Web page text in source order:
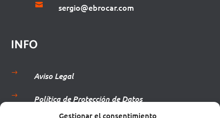
Gestionar el consentimiento
 sergio@ebrocar.com
INFO
$ Aviso Legal
$ Política de Protección de Datos